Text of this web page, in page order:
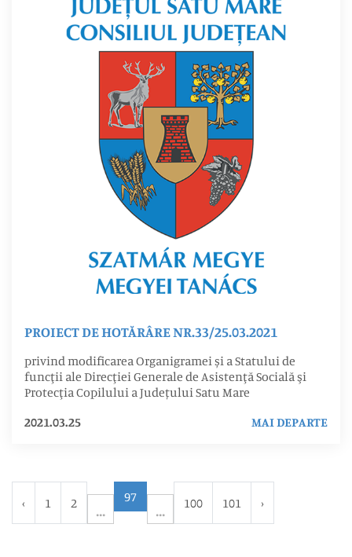
PROIECT DE HOTĂRÂRE NR.33/25.03.2021
privind modificarea Organigramei și a Statului de
funcţii ale Direcţiei Generale de Asistenţă Socială şi
Protecţia Copilului a Județului Satu Mare
2021.03.25
MAI DEPARTE
‹ 1 2 97 100 101 ›